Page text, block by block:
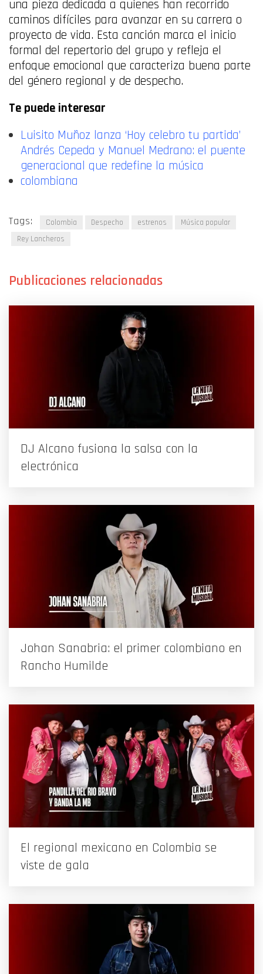
una pieza dedicada a quienes han recorrido
caminos difíciles para avanzar en su carrera o
proyecto de vida. Esta canción marca el inicio
formal del repertorio del grupo y refleja el
enfoque emocional que caracteriza buena parte
del género regional y de despecho.
Te puede interesar
Luisito Muñoz lanza ‘Hoy celebro tu partida’
Andrés Cepeda y Manuel Medrano: el puente
generacional que redefine la música
colombiana
Tags: Colombia Despecho estrenos
Música popular
Rey Lancheros
DJ Alcano fusiona la salsa con la
electrónica
Johan Sanabria: el primer colombiano en
Rancho Humilde
El regional mexicano en Colombia se
viste de gala